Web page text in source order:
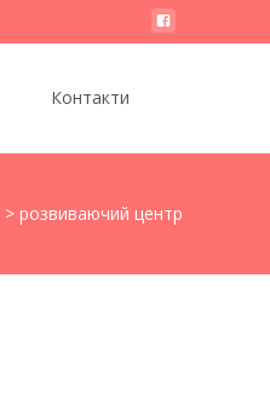
Контакти
> розвиваючий центр